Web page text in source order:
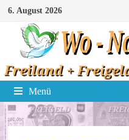
Zum
Inhalt
springen
6. August 2026
Menü